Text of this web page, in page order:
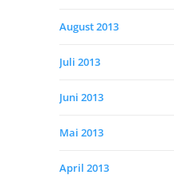
August 2013
Juli 2013
Juni 2013
Mai 2013
April 2013